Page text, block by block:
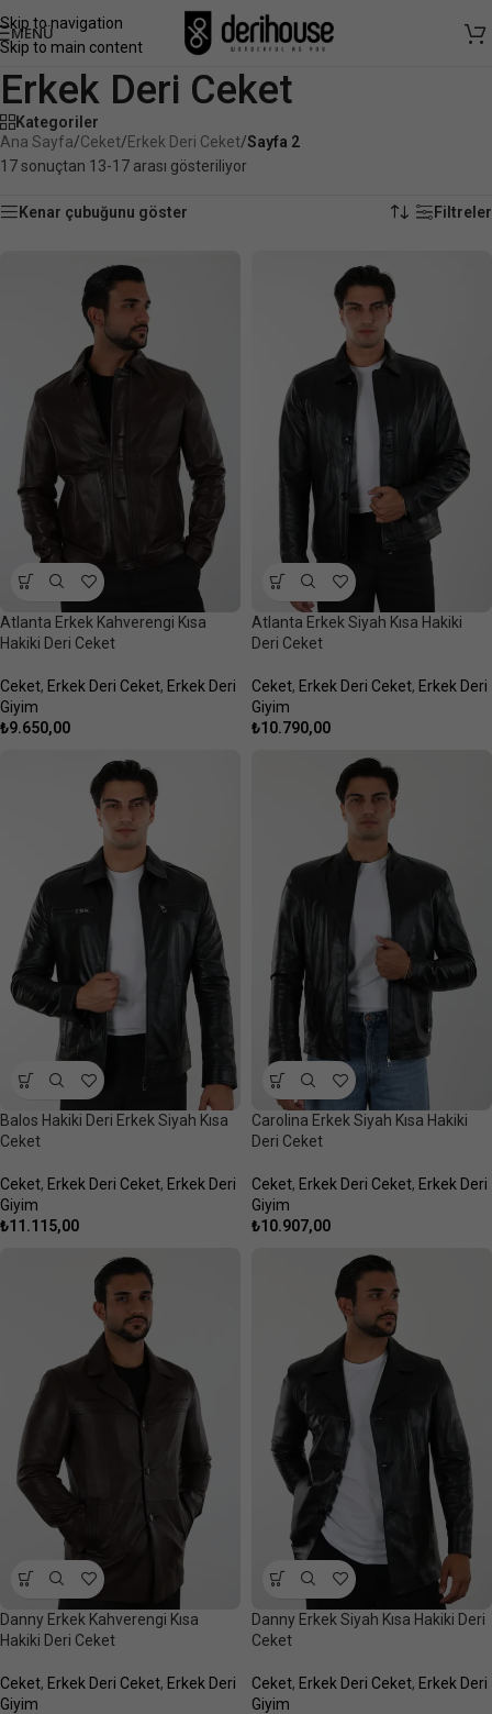
Skip to navigation
Skip to main content
MENÜ
Erkek Deri Ceket
Kategoriler
Ana Sayfa/Ceket/Erkek Deri Ceket/Sayfa 2
17 sonuçtan 13-17 arası gösteriliyor
Kenar çubuğunu göster Filtreler
Atlanta Erkek Kahverengi Kısa
Hakiki Deri Ceket
Ceket, Erkek Deri Ceket, Erkek Deri
Giyim
₺9.650,00
Atlanta Erkek Siyah Kısa Hakiki
Deri Ceket
Ceket, Erkek Deri Ceket, Erkek Deri
Giyim
₺10.790,00
Balos Hakiki Deri Erkek Siyah Kısa
Ceket
Ceket, Erkek Deri Ceket, Erkek Deri
Giyim
₺11.115,00
Carolina Erkek Siyah Kısa Hakiki
Deri Ceket
Ceket, Erkek Deri Ceket, Erkek Deri
Giyim
₺10.907,00
Danny Erkek Kahverengi Kısa
Hakiki Deri Ceket
Ceket, Erkek Deri Ceket, Erkek Deri
Giyim
Danny Erkek Siyah Kısa Hakiki Deri
Ceket
Ceket, Erkek Deri Ceket, Erkek Deri
Giyim